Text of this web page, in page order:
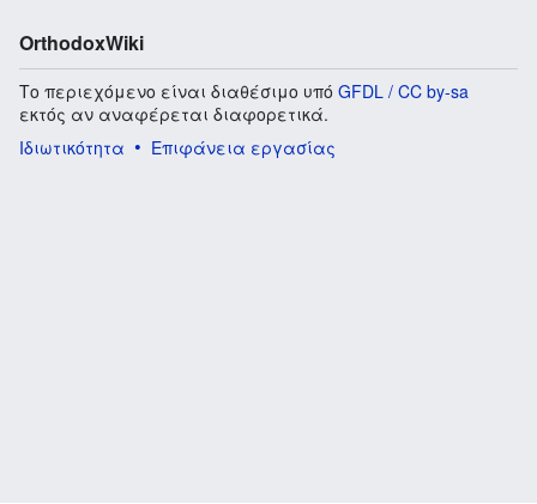
OrthodoxWiki
Το περιεχόμενο είναι διαθέσιμο υπό GFDL / CC by-sa
εκτός αν αναφέρεται διαφορετικά.
Ιδιωτικότητα
Επιφάνεια εργασίας